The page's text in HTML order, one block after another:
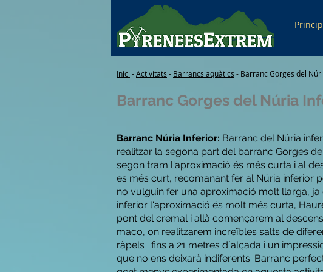
Inici -Activitats - Barrancs aquàtics - Barranc Gorges del
Barranc Gorges del Núria
Barranc Núria Inferior: Barranc del Núria
realitzar la segona part del barranc Gorges
segon tram l'aproximació és més curta i al
es més curt, recomanant fer al Núria inferior
no vulguin fer una aproximació molt llarga, ja
inferior l'aproximació és molt més curta,
pont del cremal i allà començarem al
maco, on realitzarem increïbles salts de
ràpels . fins a 21 metres d´alçada i un
que no ens deixarà indiferents. Barranc